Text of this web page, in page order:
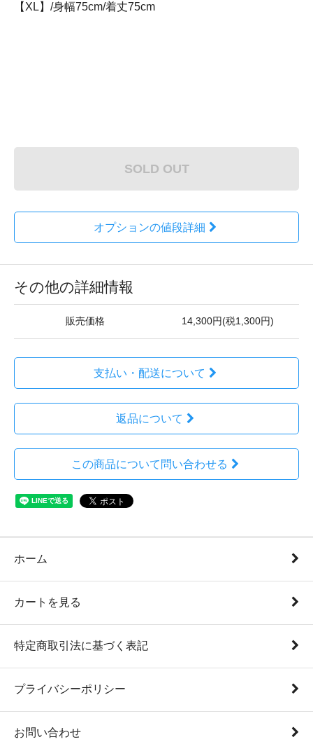
【XL】/身幅75cm/着丈75cm
SOLD OUT
オプションの値段詳細
その他の詳細情報
販売価格 14,300円(税1,300円)
支払い・配送について
返品について
この商品について問い合わせる
ホーム
カートを見る
特定商取引法に基づく表記
プライバシーポリシー
お問い合わせ